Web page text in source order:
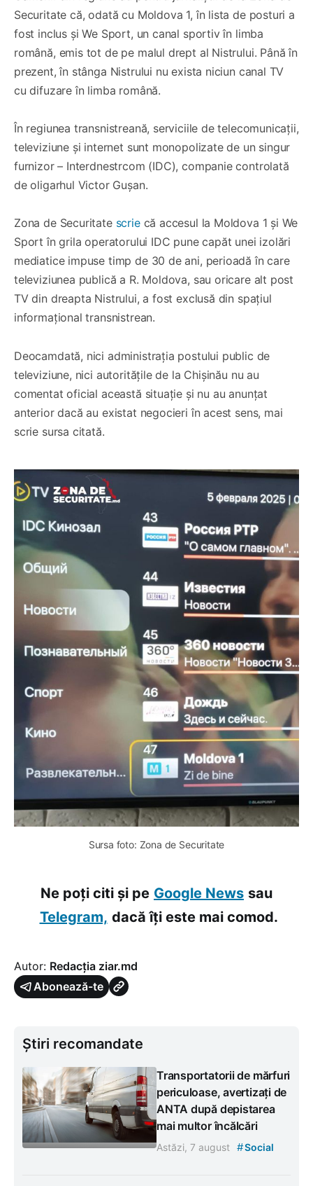
Securitate că, odată cu Moldova 1, în lista de posturi a
fost inclus și We Sport, un canal sportiv în limba
română, emis tot de pe malul drept al Nistrului. Până în
prezent, în stânga Nistrului nu exista niciun canal TV
cu difuzare în limba română.
În regiunea transnistreană, serviciile de telecomunicații,
televiziune și internet sunt monopolizate de un singur
furnizor – Interdnestrcom (IDC), companie controlată
de oligarhul Victor Gușan.
Zona de Securitate scrie că accesul la Moldova 1 și We
Sport în grila operatorului IDC pune capăt unei izolări
mediatice impuse timp de 30 de ani, perioadă în care
televiziunea publică a R. Moldova, sau oricare alt post
TV din dreapta Nistrului, a fost exclusă din spațiul
informațional transnistrean.
Deocamdată, nici administrația postului public de
televiziune, nici autoritățile de la Chișinău nu au
comentat oficial această situație și nu au anunțat
anterior dacă au existat negocieri în acest sens, mai
scrie sursa citată.
Sursa foto: Zona de Securitate
Ne poți citi și pe Google News sau
Telegram, dacă îți este mai comod.
Autor: Redacția ziar.md
Abonează-te
Știri recomandate
Transportatorii de mărfuri
periculoase, avertizați de
ANTA după depistarea
mai multor încălcări
Astăzi, 7 august #Social